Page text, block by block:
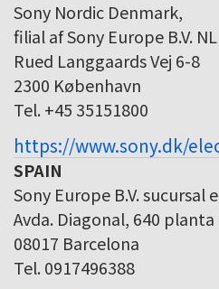
Sony Nordic Denmark,
filial af Sony Europe B.V. NL
Rued Langgaards Vej 6-8
2300 København
Tel. +45 35151800
https://www.sony.dk/
SPAIN
Sony Europe B.V. sucursal
Avda. Diagonal, 640 planta
08017 Barcelona
Tel. 0917496388